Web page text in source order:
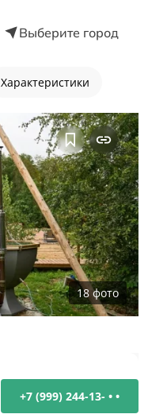
Выберите город
Характеристики
18 фото
+7 (999) 244-13- • •